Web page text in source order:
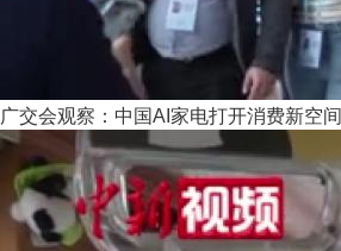
广交会观察：中国AI家电打开消费新空间